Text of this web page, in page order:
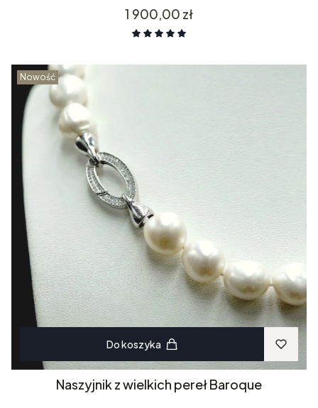
Cena
1 900,00 zł
Nowość
Do koszyka
Naszyjnik z wielkich pereł Baroque